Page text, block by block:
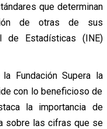
que determinan
de otras de sus
de Estadísticas (INE)
Fundación Supera la
con lo beneficioso de
la importancia de
sobre las cifras que se